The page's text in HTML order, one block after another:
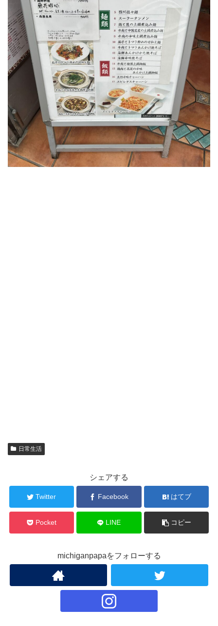
日常生活
シェアする
Twitter Facebook はてブ
Pocket LINE コピー
michiganpapaをフォローする